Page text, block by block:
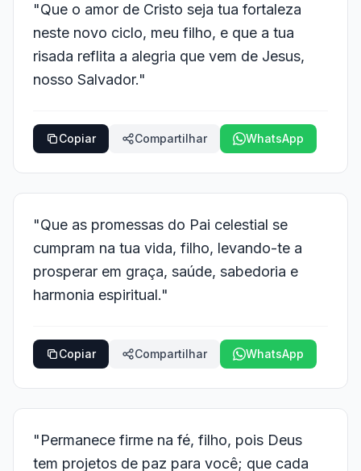
"Que o amor de Cristo seja tua fortaleza
neste novo ciclo, meu filho, e que a tua
risada reflita a alegria que vem de Jesus,
nosso Salvador."
Copiar Compartilhar WhatsApp
"Que as promessas do Pai celestial se
cumpram na tua vida, filho, levando-te a
prosperar em graça, saúde, sabedoria e
harmonia espiritual."
Copiar Compartilhar WhatsApp
"Permanece firme na fé, filho, pois Deus
tem projetos de paz para você; que cada